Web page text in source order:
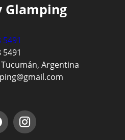
5491
5491
Tucumán, Argentina
Glamping